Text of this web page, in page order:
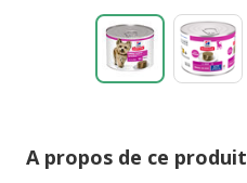
A propos de ce produit